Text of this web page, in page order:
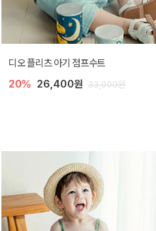
디오 플리츠 아기 점프수트
20% 26,400원 33,000원